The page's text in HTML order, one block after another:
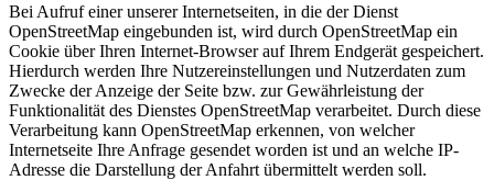
Bei Aufruf einer unserer Internetseiten, in die der Dienst
OpenStreetMap eingebunden ist, wird durch OpenStreetMap ein
Cookie über Ihren Internet-Browser auf Ihrem Endgerät gespeichert.
Hierdurch werden Ihre Nutzereinstellungen und Nutzerdaten zum
Zwecke der Anzeige der Seite bzw. zur Gewährleistung der
Funktionalität des Dienstes OpenStreetMap verarbeitet. Durch diese
Verarbeitung kann OpenStreetMap erkennen, von welcher
Internetseite Ihre Anfrage gesendet worden ist und an welche IP-
Adresse die Darstellung der Anfahrt übermittelt werden soll.